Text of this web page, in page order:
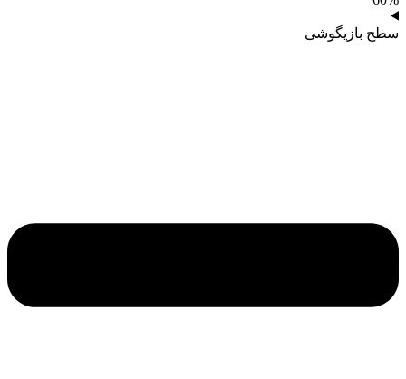
سطح بازیگوشی